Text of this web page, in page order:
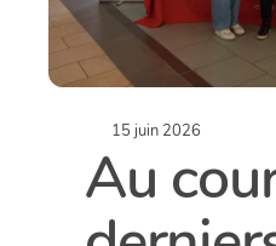
15 juin 2026
Au